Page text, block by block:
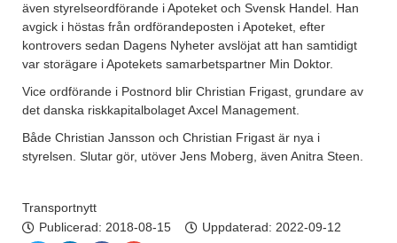
även styrelseordförande i Apoteket och Svensk Handel. Han
avgick i höstas från ordförandeposten i Apoteket, efter
kontrovers sedan Dagens Nyheter avslöjat att han samtidigt
var storägare i Apotekets samarbetspartner Min Doktor.
Vice ordförande i Postnord blir Christian Frigast, grundare av
det danska riskkapitalbolaget Axcel Management.
Både Christian Jansson och Christian Frigast är nya i
styrelsen. Slutar gör, utöver Jens Moberg, även Anitra Steen.
Transportnytt
Publicerad: 2018-08-15 Uppdaterad: 2022-09-12